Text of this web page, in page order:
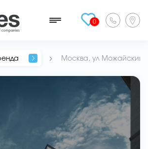
0
Москва, ул Можайский